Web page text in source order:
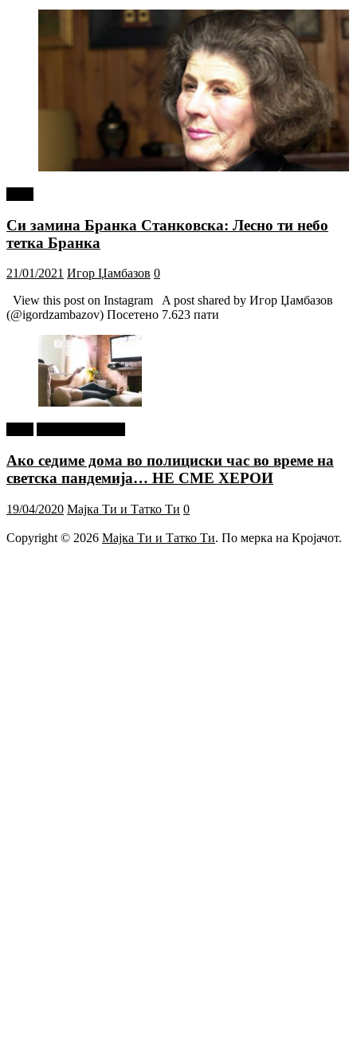
Си замина Бранка Станковска: Лесно ти небо
тетка Бранка
21/01/2021 Игор Џамбазов 0
View this post on Instagram A post shared by Игор Џамбазов
(@igordzambazov) Посетено 7.623 пати
Ако седиме дома во полициски час во време на
светска пандемија… НЕ СМЕ ХЕРОИ
19/04/2020 Мајка Ти и Татко Ти 0
Copyright © 2026 Мајка Ти и Татко Ти. По мерка на Кројачот.